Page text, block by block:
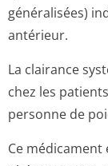
généralisées)
antérieur.
La clairance
chez les
personne de
Ce médicament